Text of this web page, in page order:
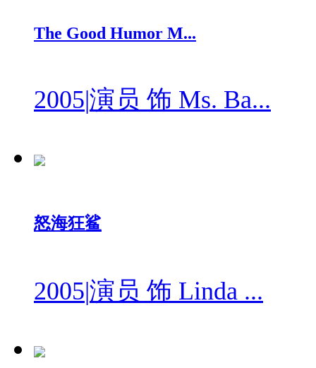
The Good Humor M...
2005|演员 饰 Ms. Ba...
怒海狂鲨
2005|演员 饰 Linda ...